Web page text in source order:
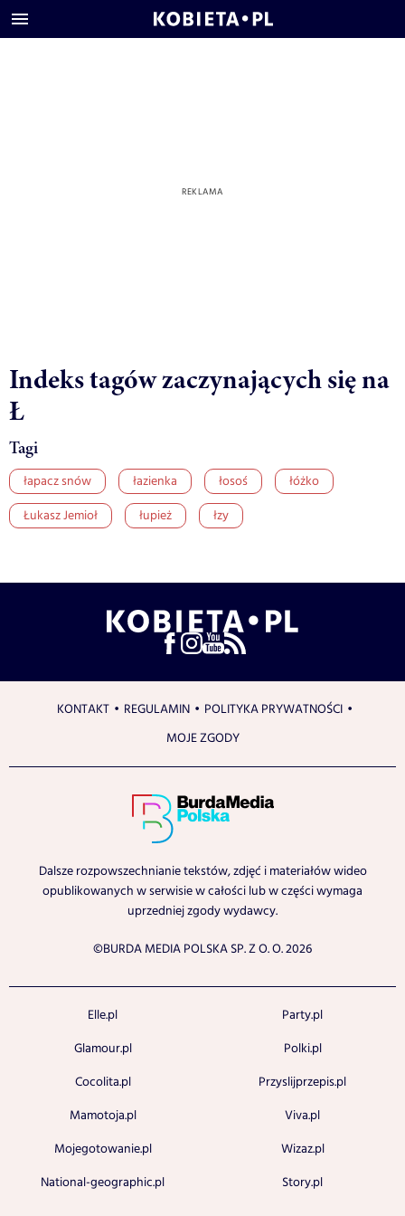
Indeks tagów zaczynających się na
Ł
Tagi
łapacz snów łazienka łosoś
łóżko
Łukasz Jemioł
łupież łzy
KONTAKT REGULAMIN
POLITYKA PRYWATNOŚCI
MOJE ZGODY
Dalsze rozpowszechnianie tekstów, zdjęć i materiałów wideo
opublikowanych w serwisie w całości lub w części wymaga
uprzedniej zgody wydawcy.
©BURDA MEDIA POLSKA SP. Z O. O. 2026
Elle.pl
Glamour.pl
Cocolita.pl
Mamotoja.pl
Mojegotowanie.pl
National-geographic.pl
Party.pl
Polki.pl
Przyslijprzepis.pl
Viva.pl
Wizaz.pl
Story.pl